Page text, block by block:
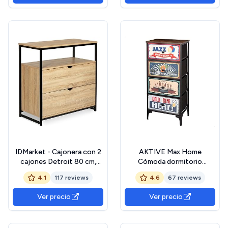
IDMarket - Cajonera con 2
cajones Detroit 80 cm,
diseño industrial con
estante
4.1 117 reviews
Ver precio
AKTIVE Max Home
Cómoda dormitorio
multiusos, Gráficos retro y
vintage, 4 cajones de tela
ligeros, 45x30x89 cm,
Estructura acero, Tablero
madera, Mesitas de noche,
4.6 67 reviews
Ver precio